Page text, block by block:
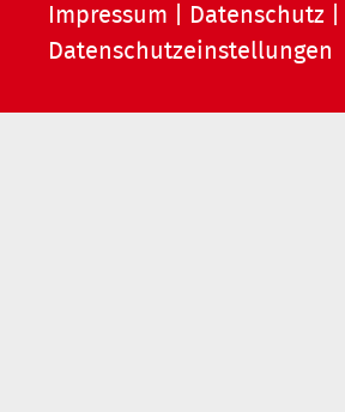
Impressum Datenschutz
Datenschutzeinstellungen